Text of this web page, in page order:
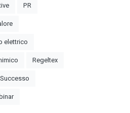
PR
elettrico
Regeltex